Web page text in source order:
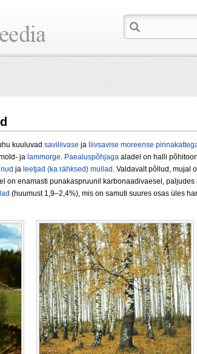
kuuluvad saviliivase ja liivsavise moreense
ja lammorge. Paealuspõhjaga aladel on halli
ja leetjad (ka rähksed) mullad . Valdavalt põllud, mujal
on enamasti punakaspruunil karbonaadivaesel,
(huumust 1,9–2,4%), mis on samuti suures osas üles